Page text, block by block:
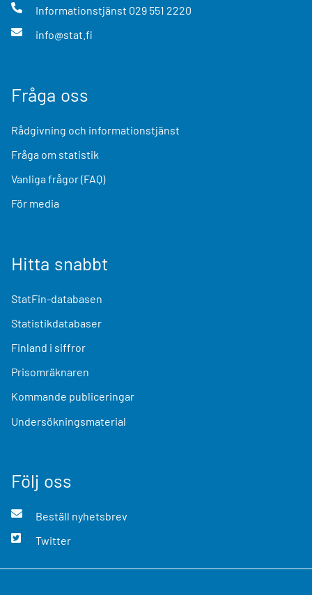
Informationstjänst 029 551 2220
info@stat.fi
Fråga oss
Rådgivning och informationstjänst
Fråga om statistik
Vanliga frågor (FAQ)
För media
Hitta snabbt
StatFin-databasen
Statistikdatabaser
Finland i siffror
Prisomräknaren
Kommande publiceringar
Undersökningsmaterial
Följ oss
Beställ nyhetsbrev
Twitter